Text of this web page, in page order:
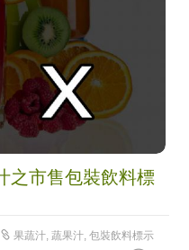
之市售包裝飲料標
果蔬汁, 蔬果汁, 包裝飲料標示